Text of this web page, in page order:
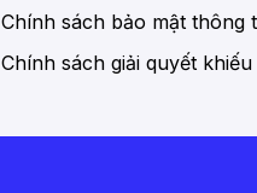
Chính sách bảo mật thông
Chính sách giải quyết khiếu